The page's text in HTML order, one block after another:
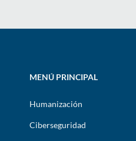
MENÚ PRINCIPAL
Humanización
Ciberseguridad